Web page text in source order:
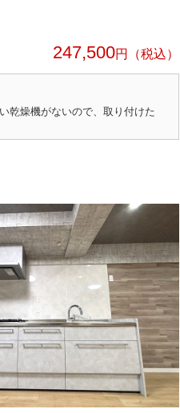
247,500円
乾燥機がないので、取り付けた